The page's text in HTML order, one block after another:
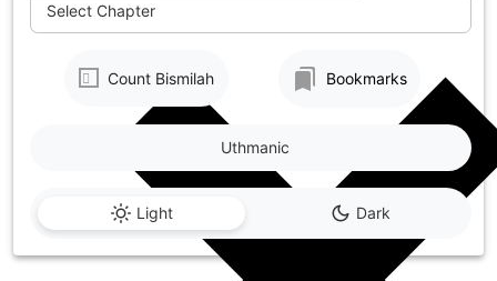
Select Chapter
Count Bismilah Bookmarks
Light Dark
Uthmanic